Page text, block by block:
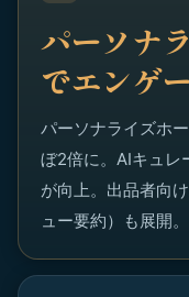
パーソナ
でエンゲ
パーソナライズホ
ぼ2倍に。AIキュレ
が向上。出品者向
ュー要約）も展開。